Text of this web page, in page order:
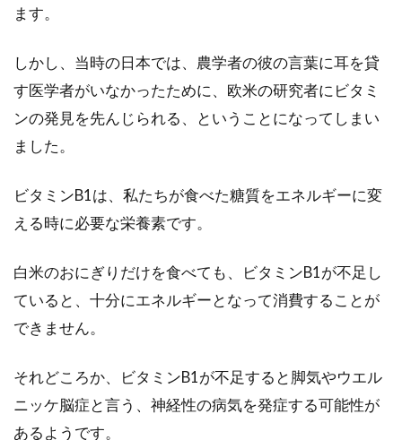
離乳食に使う出汁は市販の大人用と
同じ出汁ではダメなの？
お餅にカビ！食べられる？黄色など
のカビが発生する原因は？
も、美味しく...
ます。
しかし、当時の日本では、農学者の彼の言葉に耳を貸
す医学者がいなかったために、欧米の研究者にビタミ
ンの発見を先んじられる、ということになってしまい
ました。
ビタミンB1は、私たちが食べた糖質をエネルギーに変
える時に必要な栄養素です。
白米のおにぎりだけを食べても、ビタミンB1が不足し
ていると、十分にエネルギーとなって消費することが
できません。
それどころか、ビタミンB1が不足すると脚気やウエル
ニッケ脳症と言う、神経性の病気を発症する可能性が
あるようです。